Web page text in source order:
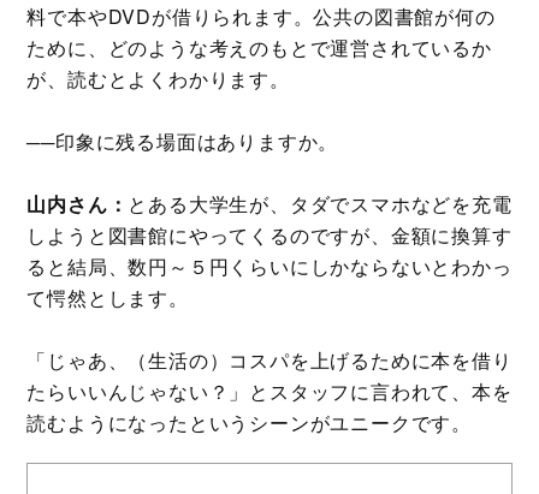
料で本やDVDが借りられます。公共の図書館が何の
ために、どのような考えのもとで運営されているか
が、読むとよくわかります。
──印象に残る場面はありますか。
山内さん： とある大学生が、タダでスマホなどを充電
しようと図書館にやってくるのですが、金額に換算す
ると結局、数円～５円くらいにしかならないとわかっ
て愕然とします。
「じゃあ、（生活の）コスパを上げるために本を借り
たらいいんじゃない？」とスタッフに言われて、本を
読むようになったというシーンがユニークです。